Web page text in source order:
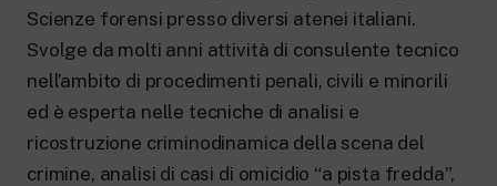
Scienze forensi presso diversi atenei italiani.
Svolge da molti anni attività di consulente tecnico
nell’ambito di procedimenti penali, civili e minorili
ed è esperta nelle tecniche di analisi e
ricostruzione criminodinamica della scena del
crimine, analisi di casi di omicidio “a pista fredda”,